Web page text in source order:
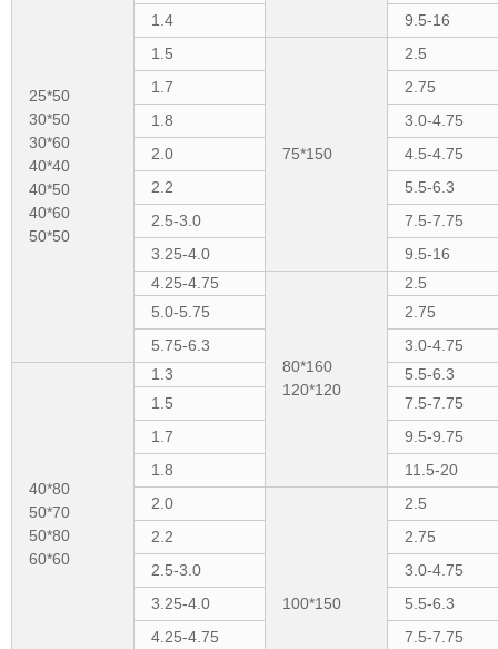
25*50
30*50
30*60
40*40
40*50
40*60
50*50
1.4
9.5-16
1.5
75*150
2.5
1.7
2.75
1.8
3.0-4.75
2.0
4.5-4.75
2.2
5.5-6.3
2.5-3.0
7.5-7.75
3.25-4.0
9.5-16
4.25-4.75
80*160
120*120
2.5
5.0-5.75
2.75
5.75-6.3
3.0-4.75
40*80
50*70
50*80
60*60
1.3
5.5-6.3
1.5
7.5-7.75
1.7
9.5-9.75
1.8
11.5-20
2.0
100*150
2.5
2.2
2.75
2.5-3.0
3.0-4.75
3.25-4.0
5.5-6.3
4.25-4.75
7.5-7.75